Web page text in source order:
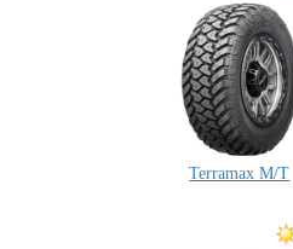
Terramax M/T